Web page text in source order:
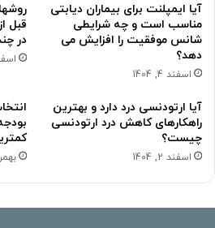
آیا ایمپلنت برای بیماران دیابتی
مناسب است و چه شرایطی
شانس موفقیت را افزایش می
دهد؟
اسفند 4, 1404
قبل
در
اسفند
آیا ارتودنسی درد دارد و بهترین
راهکارهای کاهش درد ارتودنسی
چیست؟
اسفند 2, 1404 بهمن 29,